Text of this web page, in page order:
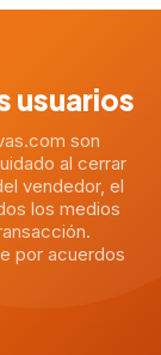
usuarios
son
al cerrar
vendedor, el
los medios
por acuerdos